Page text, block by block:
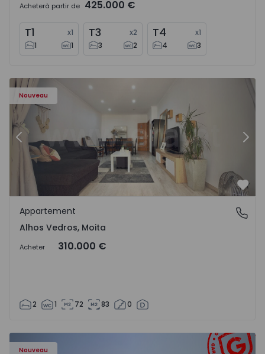
Acheterà partir de 425.000 €
T1 x1
1
1
T3 x2
3
2
T4 x1
4
3
Nouveau
Appartement T2 Moita, Alhos Vedros - 1572464 - 1
Précédent
Alhos Vedros, Moita
Appartement
Alhos Vedros, Moita
Acheter 310.000 €
2 1 72 83 0
Nouveau
- 43
Maison de Ville T4 Idanha-a-Nova, Zebreira e Segura -